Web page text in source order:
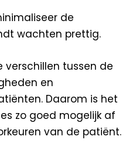
de
wachten prettig.
verschillen tussen de
en
Daarom is het
zo goed mogelijk af
van de patiënt.